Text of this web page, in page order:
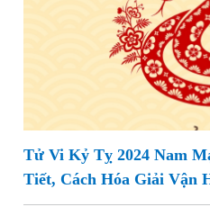
Tử Vi Kỷ Tỵ 2024 Nam
Tiết, Cách Hóa Giải Vận